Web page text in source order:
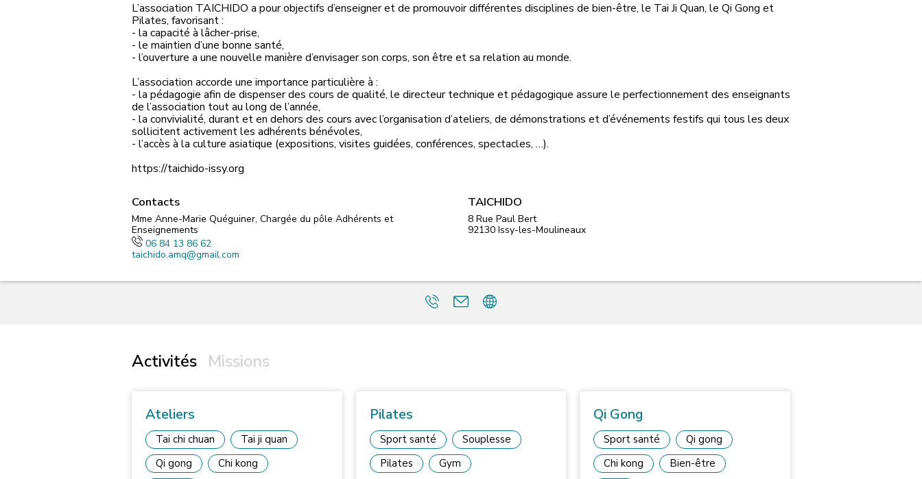
L’association TAICHIDO a pour objectifs d’enseigner et de promouvoir différentes disciplines de bien-être, le Tai Ji Quan, le Qi Gong et
Pilates, favorisant :
- la capacité à lâcher-prise,
- le maintien d’une bonne santé,
- l’ouverture a une nouvelle manière d’envisager son corps, son être et sa relation au monde.
L’association accorde une importance particulière à :
- la pédagogie afin de dispenser des cours de qualité, le directeur technique et pédagogique assure le perfectionnement des enseignants
de l’association tout au long de l’année,
- la convivialité, durant et en dehors des cours avec l’organisation d’ateliers, de démonstrations et d’événements festifs qui tous les deux
sollicitent activement les adhérents bénévoles,
- l’accès à la culture asiatique (expositions, visites guidées, conférences, spectacles, …).
https://taichido-issy.org
Contacts
Mme Anne-Marie Quéguiner, Chargée du pôle Adhérents et
Enseignements
06 84 13 86 62
taichido.amq@gmail.com
TAICHIDO
8 Rue Paul Bert
92130 Issy-les-Moulineaux
Activités Missions
Ateliers
Tai chi chuan
Tai ji quan
Qi gong
Chi kong
Pilates
Sport santé
Souplesse
Pilates
Gym
Qi Gong
Sport santé
Qi gong
Chi kong
Bien-être